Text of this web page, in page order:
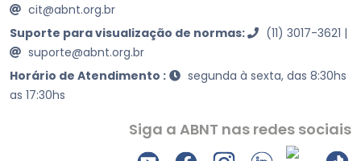
cit@abnt.org.br
Suporte para visualização de normas:
(11) 3017-3621 |
suporte@abnt.org.br
Horário de Atendimento :
segunda à sexta, das 8:30hs
as 17:30hs
Siga a ABNT nas redes sociais